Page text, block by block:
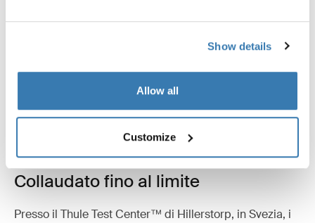
Show details
Allow all
Customize
Toggle guides and instructions
Collaudato fino al limite
Presso il Thule Test Center™ di Hillerstorp, in Svezia, i